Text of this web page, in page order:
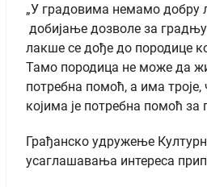
„У градовима немамо добру
добијање дозволе за
лакше се дође до породице
Тамо породица не може да
потребна помоћ, а има
којима је потребна помоћ
Грађанско удружење
усаглашавања интереса